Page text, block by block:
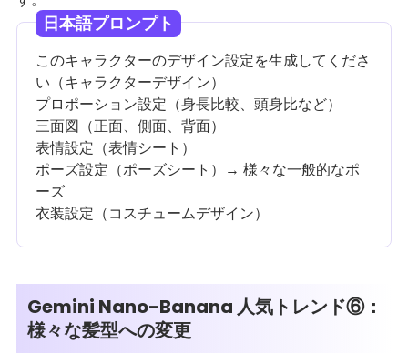
日本語プロンプト
このキャラクターのデザイン設定を生成してくださ
い（キャラクターデザイン）
プロポーション設定（身長比較、頭身比など）
三面図（正面、側面、背面）
表情設定（表情シート）
ポーズ設定（ポーズシート）→ 様々な一般的なポ
ーズ
衣装設定（コスチュームデザイン）
Gemini Nano-Banana 人気トレンド⑥：
様々な髪型への変更